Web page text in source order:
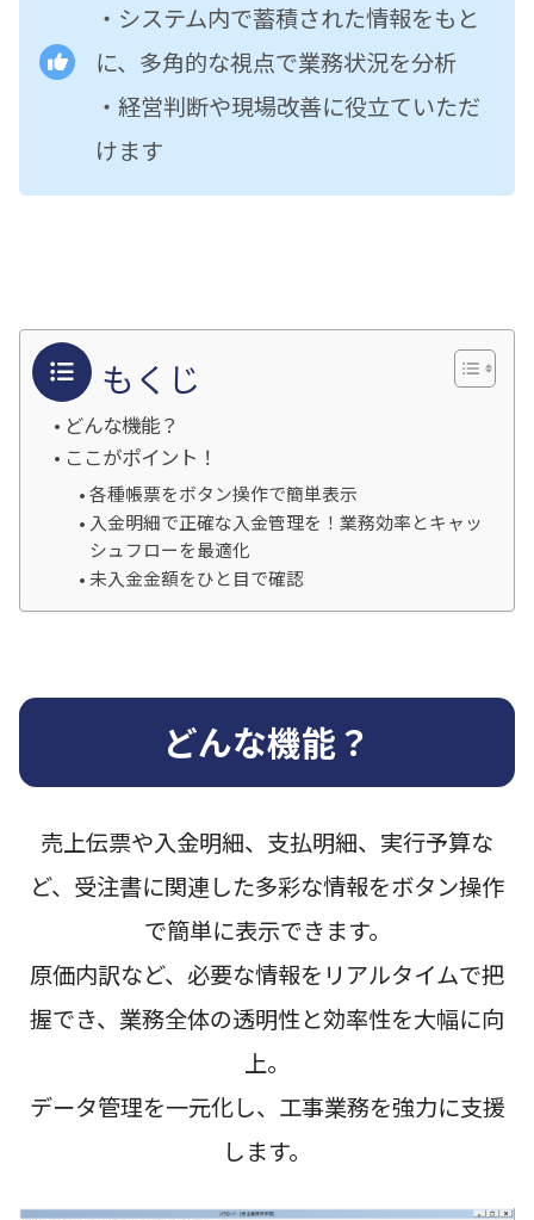
・システム内で蓄積された情報をもと
に、多角的な視点で業務状況を分析
・経営判断や現場改善に役立ていただ
けます
もくじ
どんな機能？
ここがポイント！
各種帳票をボタン操作で簡単表示
入金明細で正確な入金管理を！業務効率とキャッ
シュフローを最適化
未入金金額をひと目で確認
どんな機能？
売上伝票や入金明細、支払明細、実行予算な
ど、受注書に関連した多彩な情報をボタン操作
で簡単に表示できます。
原価内訳など、必要な情報をリアルタイムで把
握でき、業務全体の透明性と効率性を大幅に向
上。
データ管理を一元化し、工事業務を強力に支援
します。